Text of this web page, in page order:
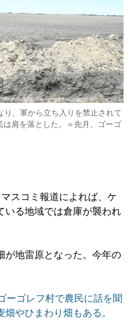
、軍から立ち入りを禁止されて
肩を落とした。＝先月、ゴーゴ
スコミ報道によれば、ケ
いる地域では倉庫が襲われ
地雷原となった。今年の
ゴレフ村で農民に話を聞
やひまわり畑もある。